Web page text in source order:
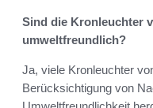
Sind die Kronleuchter
umweltfreundlich?
Ja, viele Kronleuchter
Berücksichtigung von